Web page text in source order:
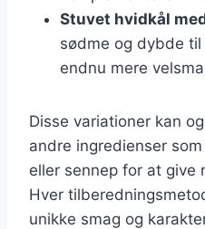
Stuvet hvidkål
sødme og dybde
endnu mere
Disse variationer kan
andre ingredienser
eller sennep for at give
Hver
unikke smag og